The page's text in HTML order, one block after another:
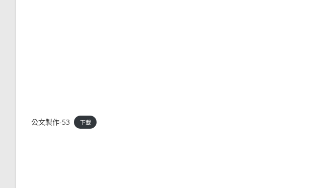
公文製作-53 下載